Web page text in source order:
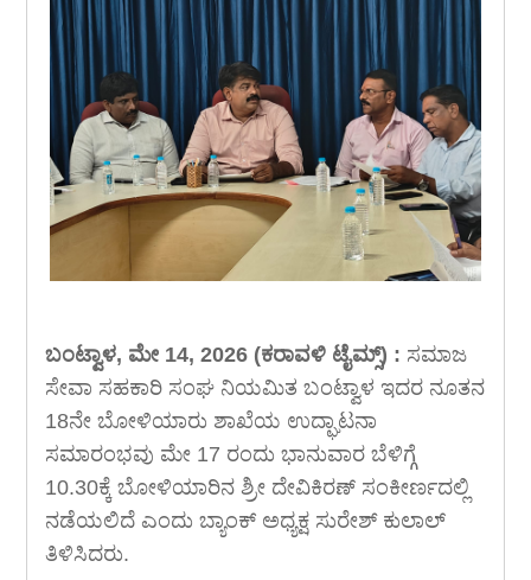
ಬಂಟ್ವಾಳ, ಮೇ 14, 2026 (ಕರಾವಳಿ ಟೈಮ್ಸ್) : ಸಮಾಜ
ಸೇವಾ ಸಹಕಾರಿ ಸಂಘ ನಿಯಮಿತ ಬಂಟ್ವಾಳ ಇದರ ನೂತನ
18ನೇ ಬೋಳಿಯಾರು ಶಾಖೆಯ ಉದ್ಘಾಟನಾ
ಸಮಾರಂಭವು ಮೇ 17 ರಂದು ಭಾನುವಾರ ಬೆಳಿಗ್ಗೆ
10.30ಕ್ಕೆ ಬೋಳಿಯಾರಿನ ಶ್ರೀ ದೇವಿಕಿರಣ್ ಸಂಕೀರ್ಣದಲ್ಲಿ
ನಡೆಯಲಿದೆ ಎಂದು ಬ್ಯಾಂಕ್ ಅಧ್ಯಕ್ಷ ಸುರೇಶ್ ಕುಲಾಲ್
ತಿಳಿಸಿದರು.